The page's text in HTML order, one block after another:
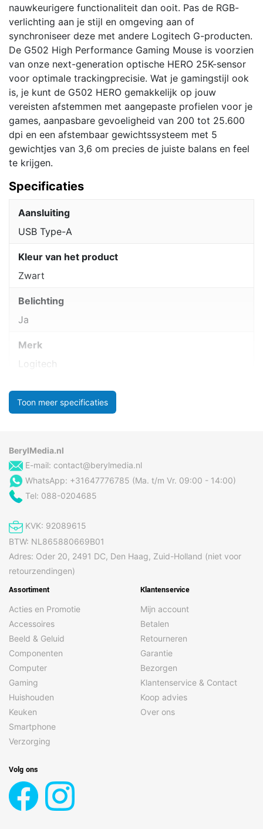
nauwkeurigere functionaliteit dan ooit. Pas de RGB-
verlichting aan je stijl en omgeving aan of
synchroniseer deze met andere Logitech G-producten.
De G502 High Performance Gaming Mouse is voorzien
van onze next-generation optische HERO 25K-sensor
voor optimale trackingprecisie. Wat je gamingstijl ook
is, je kunt de G502 HERO gemakkelijk op jouw
vereisten afstemmen met aangepaste profielen voor je
games, aanpasbare gevoeligheid van 200 tot 25.600
dpi en een afstembaar gewichtssysteem met 5
gewichtjes van 3,6 om precies de juiste balans en feel
te krijgen.
Specificaties
Aansluiting
USB Type-A
Kleur van het product
Zwart
Belichting
Ja
Merk
Logitech
Toon meer specificaties
BerylMedia.nl
E-mail: contact@berylmedia.nl
WhatsApp: +31647776785 (Ma. t/m Vr. 09:00 - 14:00)
Tel: 088-0204685
KVK: 92089615
BTW: NL865880669B01
Adres: Oder 20, 2491 DC, Den Haag, Zuid-Holland (niet voor
retourzendingen)
Assortiment
Acties en Promotie
Accessoires
Beeld & Geluid
Componenten
Computer
Gaming
Huishouden
Keuken
Smartphone
Verzorging
Klantenservice
Mijn account
Betalen
Retourneren
Garantie
Bezorgen
Klantenservice & Contact
Koop advies
Over ons
Volg ons